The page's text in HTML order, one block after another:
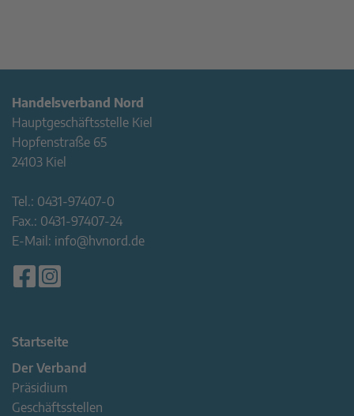
Handelsverband Nord
Hauptgeschäftsstelle Kiel
Hopfenstraße 65
24103 Kiel
Tel.: 0431-97407-0
Fax.: 0431-97407-24
E-Mail: info@hvnord.de
Startseite
Der Verband
Präsidium
Geschäftsstellen